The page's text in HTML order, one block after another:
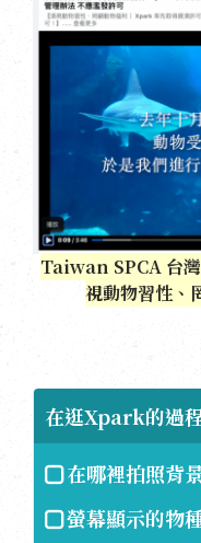
Taiwan SPCA 台
視動物習性、
在逛Xpark的過
在哪裡拍照背
螢幕顯示的物